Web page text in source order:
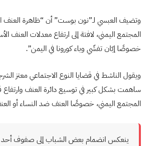
وتضيف العبسي لـ”نون بوست” أن “ظاهرة العنف
المجتمع اليمني، لافتة إلى ارتفاع معدلات العنف
خصوصًا إبّان تفشّي وباء كورونا في اليمن”.
ويقول الناشط في قضايا النوع الاجتماعي معتز
ساهمت بشكل كبير في توسيع دائرة العنف وارتفاع
المجتمع اليمني، خصوصًا العنف ضد النساء أو
ينعكس انضمام بعض الشباب إلى صفوف أحد